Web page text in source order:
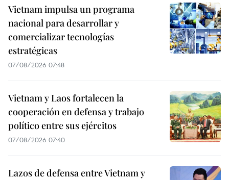
Vietnam impulsa un programa
nacional para desarrollar y
comercializar tecnologías
estratégicas
07/08/2026 07:48
Vietnam y Laos fortalecen la
cooperación en defensa y trabajo
político entre sus ejércitos
07/08/2026 07:40
Lazos de defensa entre Vietnam y